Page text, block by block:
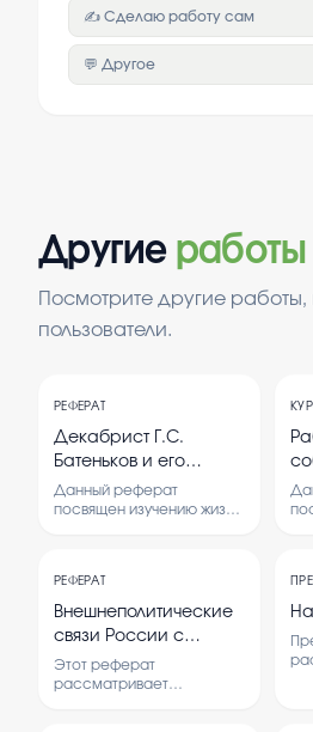
✍️ Сделаю работу сам
💬 Другое
Другие работы
Посмотрите другие
пользователи.
РЕФЕРАТ
Декабрист Г.С.
Батеньков и его
библиотека
Данный реферат
посвящен изучению жизни
внимание уделяется его
библиотеке.
показывает, как личная
коллекция книг отражает
культурные и
РЕФЕРАТ
Внешнеполитические
связи России с
зарубежными
странами
Этот реферат
рассматривает